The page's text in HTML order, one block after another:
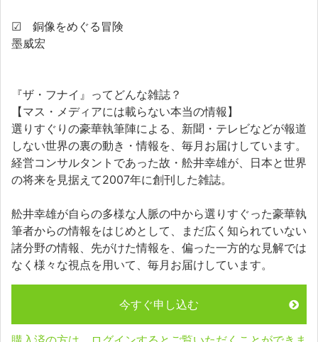
☑ 銅像をめぐる冒険
墨威宏
『ザ・フナイ』ってどんな雑誌？
【マス・メディアには載らない本当の情報】
選りすぐりの豪華執筆陣による、新聞・テレビなどが報道
しない世界の裏の動き・情報を、毎月お届けしています。
経営コンサルタントであった故・舩井幸雄が、日本と世界
の将来を見据えて2007年に創刊した雑誌。
舩井幸雄が自らの多様な人脈の中から選りすぐった豪華執
筆者からの情報をはじめとして、まだ広く知られていない
諸分野の情報、先がけた情報を、偏った一方的な見解では
なく様々な視点を用いて、毎月お届けしています。
今すぐ申し込む